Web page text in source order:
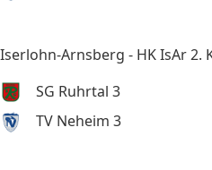
Iserlohn-Arnsberg - HK IsAr 2.
SG Ruhrtal 3
TV Neheim 3